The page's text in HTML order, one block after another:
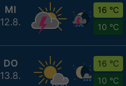
MI
12.8.
16 °C
10 °C
DO
13.8.
16 °C
10 °C